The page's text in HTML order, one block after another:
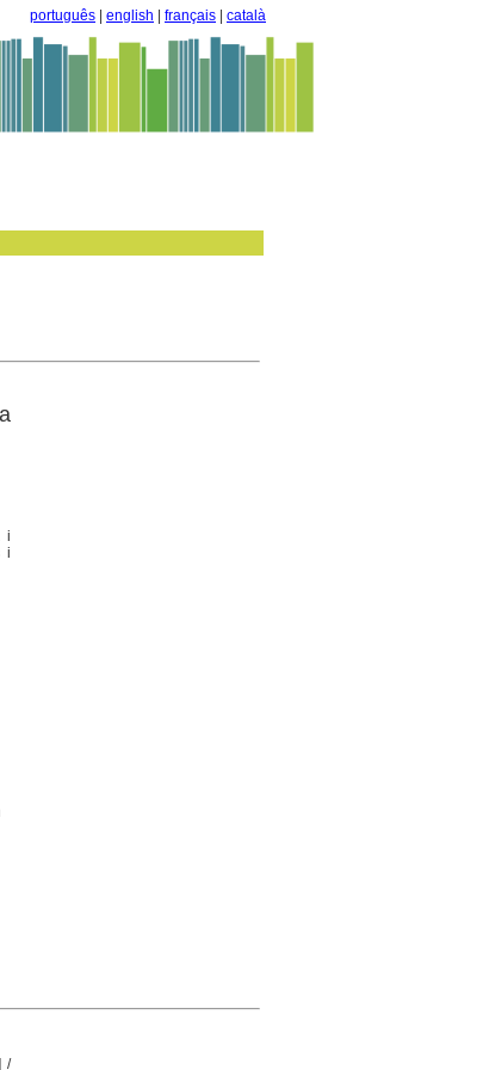
português english français català
i
i
/